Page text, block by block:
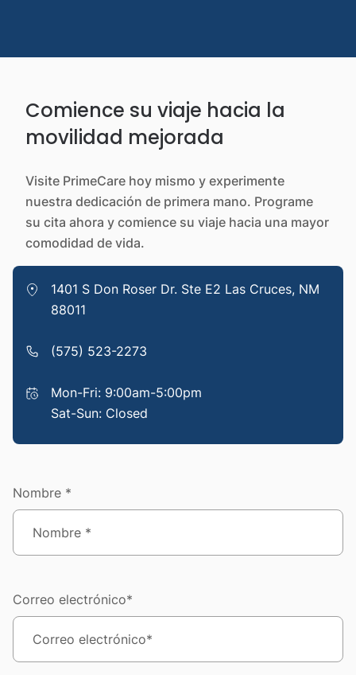
Comience su viaje hacia la
movilidad mejorada
Visite PrimeCare hoy mismo y experimente
nuestra dedicación de primera mano. Programe
su cita ahora y comience su viaje hacia una mayor
comodidad de vida.
1401 S Don Roser Dr. Ste E2 Las Cruces, NM
88011
(575) 523-2273
Mon-Fri: 9:00am-5:00pm
Sat-Sun: Closed
Nombre *
Correo electrónico*